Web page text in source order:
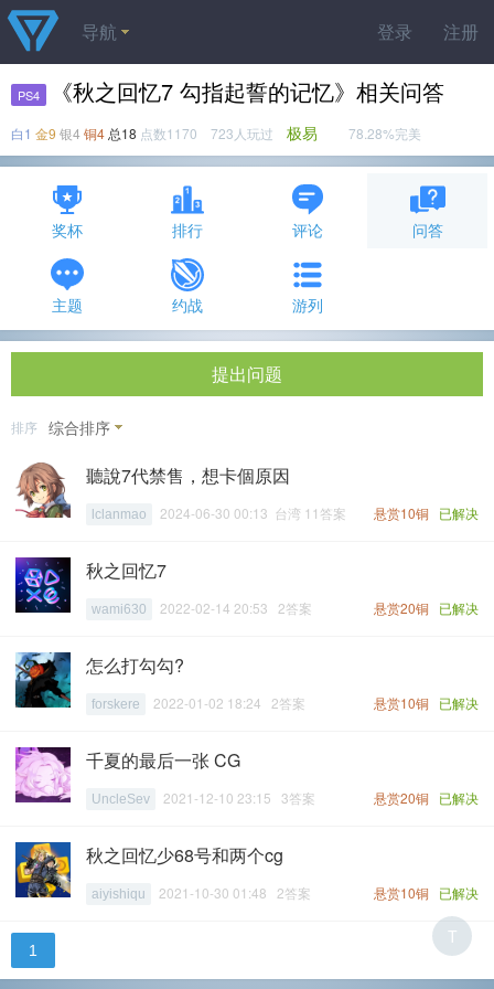
登录 注册
导航
PS4 《秋之回忆7 勾指起誓的记忆》相关问答
白1 金9 银4 铜4 总18 点数1170 723人玩过 极易 78.28%完美
奖杯 排行 评论 问答
主题 约战 游列
提出问题
排序 综合排序
聽說7代禁售，想卡個原因
悬赏10铜 已解决
lclanmao 2024-06-30 00:13 台湾 11答案
秋之回忆7
悬赏20铜 已解决
wami630 2022-02-14 20:53 2答案
怎么打勾勾?
悬赏10铜 已解决
forskere 2022-01-02 18:24 2答案
千夏的最后一张 CG
悬赏20铜 已解决
UncleSev 2021-12-10 23:15 3答案
秋之回忆少68号和两个cg
悬赏10铜 已解决
aiyishiqu 2021-10-30 01:48 2答案
1
T